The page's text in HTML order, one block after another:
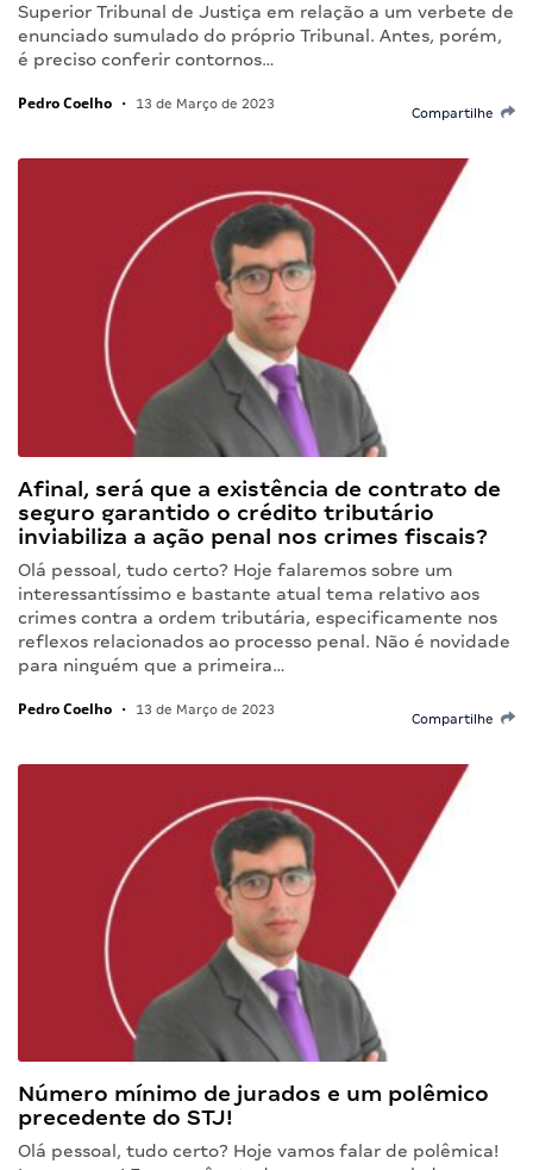
Superior Tribunal de Justiça em relação a um verbete de
enunciado sumulado do próprio Tribunal. Antes, porém,
é preciso conferir contornos…
Pedro Coelho • 13 de Março de 2023
Compartilhe
Afinal, será que a existência de contrato de
seguro garantido o crédito tributário
inviabiliza a ação penal nos crimes fiscais?
Olá pessoal, tudo certo? Hoje falaremos sobre um
interessantíssimo e bastante atual tema relativo aos
crimes contra a ordem tributária, especificamente nos
reflexos relacionados ao processo penal. Não é novidade
para ninguém que a primeira…
Pedro Coelho • 13 de Março de 2023
Compartilhe
Número mínimo de jurados e um polêmico
precedente do STJ!
Olá pessoal, tudo certo? Hoje vamos falar de polêmica!